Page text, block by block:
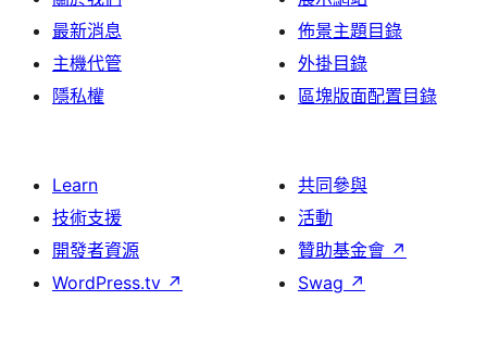
最新消息
主機代管
隱私權
佈景主題目錄
外掛目錄
區塊版面配置目錄
Learn
技術支援
開發者資源
WordPress.tv ↗
共同參與
活動
贊助基金會 ↗
Swag ↗